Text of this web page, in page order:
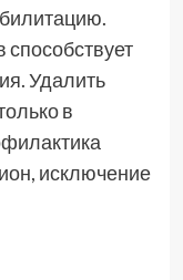
Удалить
в
исключение